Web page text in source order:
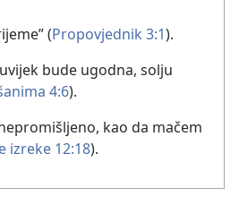
(Propovjednik 3:1).
bude ugodna, solju
4:6).
kao da mačem
izreke 12:18).